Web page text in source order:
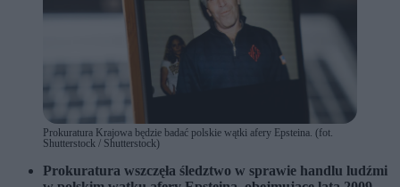
Prokuratura Krajowa będzie badać polskie wątki afery Epsteina. (fot.
Shutterstock / Shutterstock)
Prokuratura wszczęła śledztwo w sprawie handlu ludźmi